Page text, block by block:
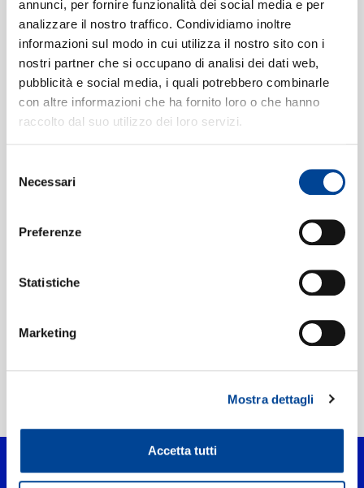
annunci, per fornire funzionalità dei social media e per
analizzare il nostro traffico. Condividiamo inoltre
informazioni sul modo in cui utilizza il nostro sito con i
nostri partner che si occupano di analisi dei dati web,
pubblicità e social media, i quali potrebbero combinarle
con altre informazioni che ha fornito loro o che hanno
raccolto dal suo utilizzo dei loro servizi.
delNecessari
Preferenze
Statistiche
Marketing
Mostra dettagli
Accetta tutti
Taylor Swift
Formati disponibili:
Data di pubblicazione:
Wildest Dreams (Taylor's Version)
CONTATTI
NEWSLETTER